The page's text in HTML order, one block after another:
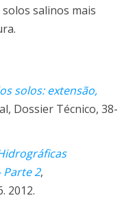
salinos mais
solos: extensão,
Dossier Técnico, 38-
Parte 2,
2012.